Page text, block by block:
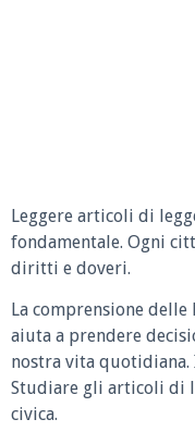
Leggere articoli di
fondamentale. Ogni
diritti e doveri.
La comprensione
aiuta a prendere
nostra vita
Studiare gli articoli di
civica.